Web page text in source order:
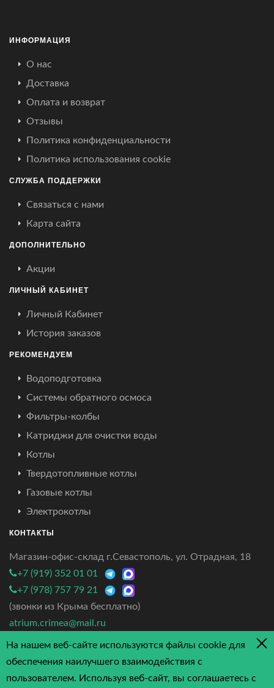
ИНФОРМАЦИЯ
О нас
Доставка
Оплата и возврат
Отзывы
Политика конфиденциальности
Политика использования cookie
СЛУЖБА ПОДДЕРЖКИ
Связаться с нами
Карта сайта
ДОПОЛНИТЕЛЬНО
Акции
ЛИЧНЫЙ КАБИНЕТ
Личный Кабинет
История заказов
РЕКОМЕНДУЕМ
Водоподготовка
Системы обратного осмоса
Фильтры-колбы
Катриджи для очистки воды
Котлы
Твердотопливные котлы
Газовые котлы
Электрокотлы
КОНТАКТЫ
Магазин-офис-склад г.Севастополь, ул. Отрадная, 18
+7 (919) 352 01 01
+7 (978) 757 79 21
(звонки из Крыма бесплатно)
atrium.crimea@mail.ru
4.7/5 - 3 отзыва
На нашем веб-сайте используются файлы cookie для
обеспечения наилучшего взаимодействия с
пользователем. Используя веб-сайт, вы соглашаетесь с